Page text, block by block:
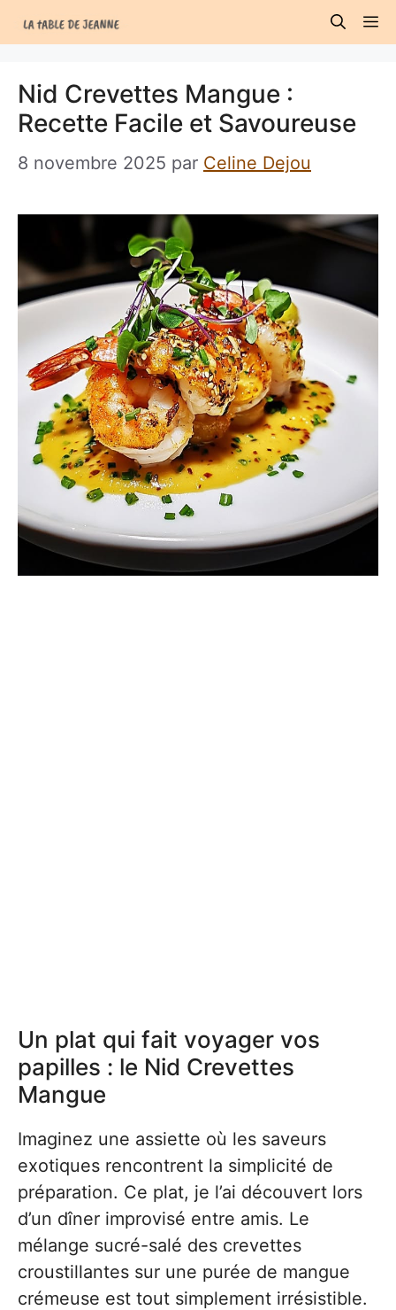
au
Nid Crevettes Mangue :
Recette Facile et Savoureuse
8 novembre 2025 par Celine Dejou
Un plat qui fait voyager vos
papilles : le Nid Crevettes
Mangue
Imaginez une assiette où les saveurs
exotiques rencontrent la simplicité de
préparation. Ce plat, je l’ai découvert lors
d’un dîner improvisé entre amis. Le
mélange sucré-salé des crevettes
croustillantes sur une purée de mangue
crémeuse est tout simplement irrésistible.